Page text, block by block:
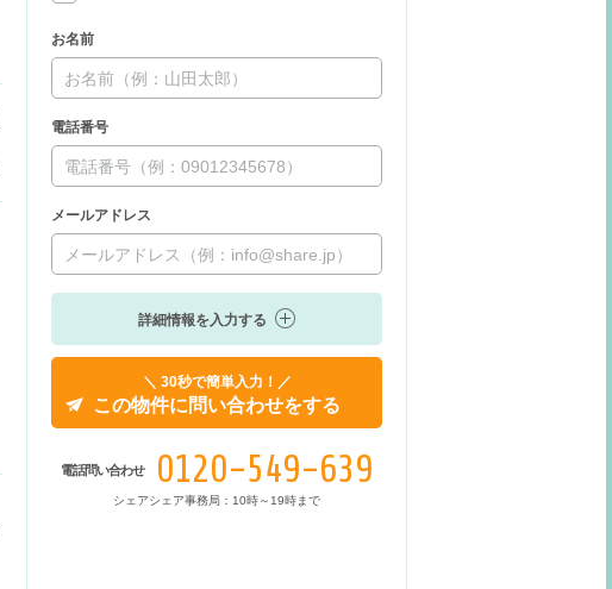
お名前
電話番号
メールアドレス
詳細情報を入力する
＼ 30秒で簡単入力！／
この物件に問い合わせをする
電話問い合わせ 0120-549-639
シェアシェア事務局：10時～19時まで